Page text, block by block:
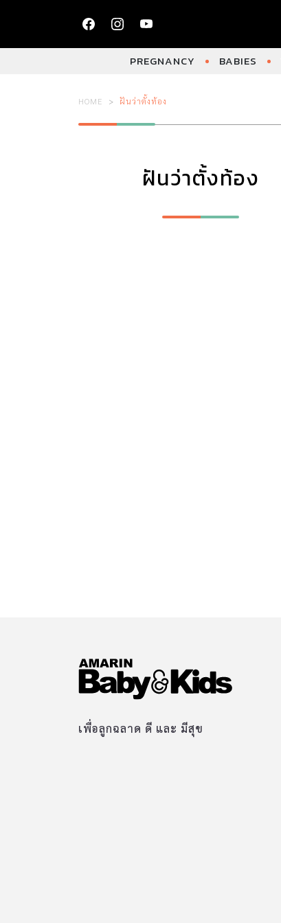
PREGNANCY BABIES
HOME ฝันว่าตั้งท้อง
ฝันว่าตั้งท้อง
เพื่อลูกฉลาด ดี และ มีสุข